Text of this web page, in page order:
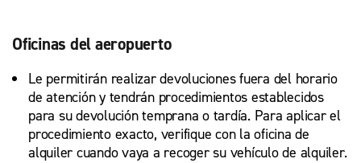
Oficinas del aeropuerto
Le permitirán realizar devoluciones fuera del horario
de atención y tendrán procedimientos establecidos
para su devolución temprana o tardía. Para aplicar el
procedimiento exacto, verifique con la oficina de
alquiler cuando vaya a recoger su vehículo de alquiler.